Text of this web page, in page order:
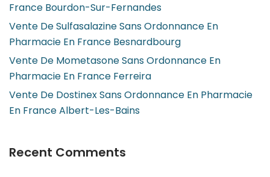
France Bourdon-Sur-Fernandes
Vente De Sulfasalazine Sans Ordonnance En
Pharmacie En France Besnardbourg
Vente De Mometasone Sans Ordonnance En
Pharmacie En France Ferreira
Vente De Dostinex Sans Ordonnance En Pharmacie
En France Albert-Les-Bains
Recent Comments